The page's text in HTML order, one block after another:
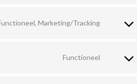
service
Marketing/Tracking
Consent
service
Functioneel
Consent